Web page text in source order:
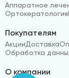
Аппаратное
Ортокератология
Покупателям
АкцииДоставка
Обработка
О компании